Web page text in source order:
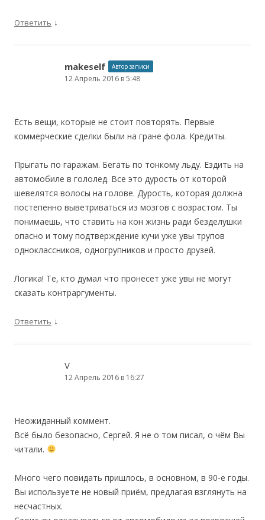
Ответить ↓
makeself Автор записи
12 Апрель 2016 в 5:48
Есть вещи, которые не стоит повторять. Первые
коммерческие сделки были на гране фола. Кредиты.
Прыгать по гаражам. Бегать по тонкому льду. Ездить на
автомобиле в гололед. Все это дурость от которой
шевелятся волосы на голове. Дурость, которая должна
постепенно выветриваться из мозгов с возрастом. Ты
понимаешь, что ставить на кон жизнь ради безделушки
опасно и тому подтверждение кучи уже увы трупов
одноклассников, одногрупников и просто друзей.
Логика! Те, кто думал что пронесет уже увы не могут
сказать контраргументы.
Ответить ↓
V
12 Апрель 2016 в 16:27
Неожиданный коммент.
Всё было безопасно, Сергей. Я не о том писал, о чём Вы
читали.
Много чего повидать пришлось, в основном, в 90-е годы.
Вы используете не новый приём, предлагая взглянуть на
несчастных.